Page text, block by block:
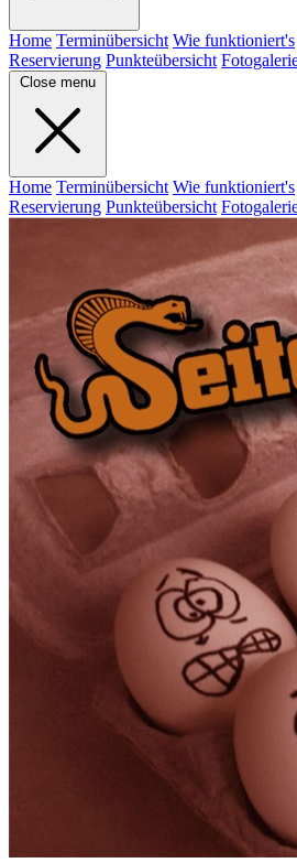
Home Terminübersicht Wie funktioniert's
Reservierung Punkteübersicht
Close menu
Home Terminübersicht Wie funktioniert's
Reservierung Punkteübersicht